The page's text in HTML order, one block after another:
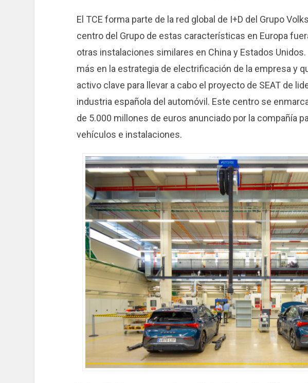
El TCE forma parte de la red global de I+D del Grupo
centro del Grupo de estas características en Europa
otras instalaciones similares en China y Estados Unidos.
más en la estrategia de electrificación de la empresa y
activo clave para llevar a cabo el proyecto de SEAT de
industria española del automóvil. Este centro se
de 5.000 millones de euros anunciado por la compañía
vehículos e instalaciones.